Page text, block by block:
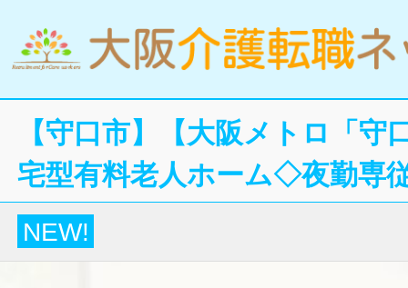
【守口市】【大阪メトロ「
宅型有料老人ホーム◇夜勤専
NEW!